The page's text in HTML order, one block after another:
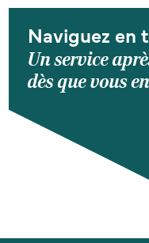
Naviguez en
Un service
dès que vous